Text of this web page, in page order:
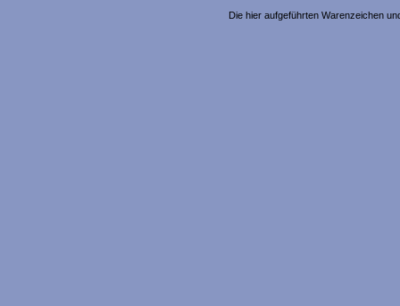
Die hier aufgeführten Warenzeichen